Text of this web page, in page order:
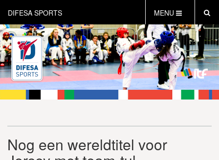
DIFESA SPORTS MENU
HOME
AKTUEEL
OVER DIFESA SPORTS
TAEKWON-DO
OPEN DUTCH
WEBSHOP
Nog een wereldtitel voor